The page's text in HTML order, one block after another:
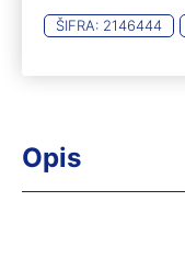
ŠIFRA: 2146444
Opis